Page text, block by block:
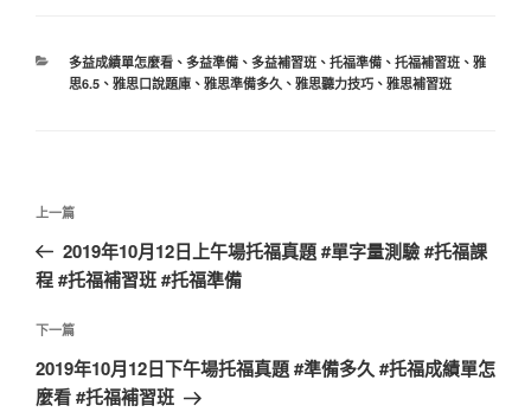
分
類
多益成績單怎麼看、 多益準備、 多益補習班、 托福準備、 托福補習班、 雅
思6.5、 雅思口說題庫、 雅思準備多久 、 雅思聽力技巧、 雅思補習班
文
導
覽
上
一
篇
章
上一篇
2019年10月12日上午場托福真題 #單字量測驗 #托福課
程 #托福補習班 #托福準備
下
一
篇
下一篇
2019年10月12日下午場托福真題 #準備多久 #托福成績單怎
麼看 #托福補習班